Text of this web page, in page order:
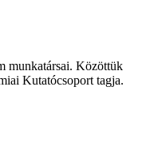
munkatársai. Közöttük
Kutatócsoport tagja.